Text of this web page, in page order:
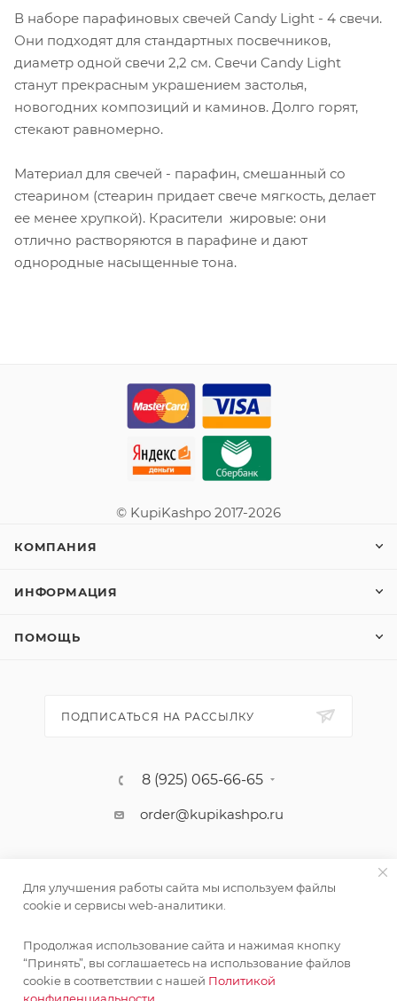
В наборе парафиновых свечей Candy Light - 4 свечи.
Они подходят для стандартных посвечников,
диаметр одной свечи 2,2 см. Свечи Candy Light
станут прекрасным украшением застолья,
новогодних композиций и каминов. Долго горят,
стекают равномерно.
Материал для свечей - парафин, смешанный со
стеарином (стеарин придает свече мягкость, делает
ее менее хрупкой). Красители жировые: они
отлично растворяются в парафине и дают
однородные насыщенные тона.
© KupiKashpo 2017-2026
КОМПАНИЯ
ИНФОРМАЦИЯ
ПОМОЩЬ
ПОДПИСАТЬСЯ НА РАССЫЛКУ
8 (925) 065-66-65
order@kupikashpo.ru
©КупиКашпо 2017-2026
Для улучшения работы сайта мы используем файлы
cookie и сервисы web-аналитики.
Продолжая использование сайта и нажимая кнопку
“Принять”, вы соглашаетесь на использование файлов
cookie в соответствии с нашей Политикой